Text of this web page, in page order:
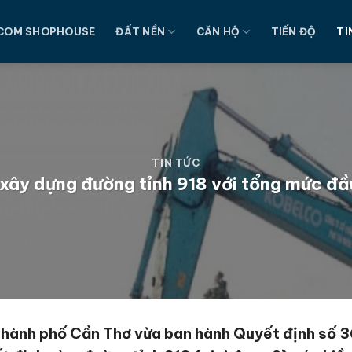
SHOPHOUSE ĐẤT NỀN CĂN HỘ TIẾN ĐỘ
TIN TỨC
dựng đường tỉnh 918 với tổng mức
phố Cần Thơ vừa ban hành Quyết định